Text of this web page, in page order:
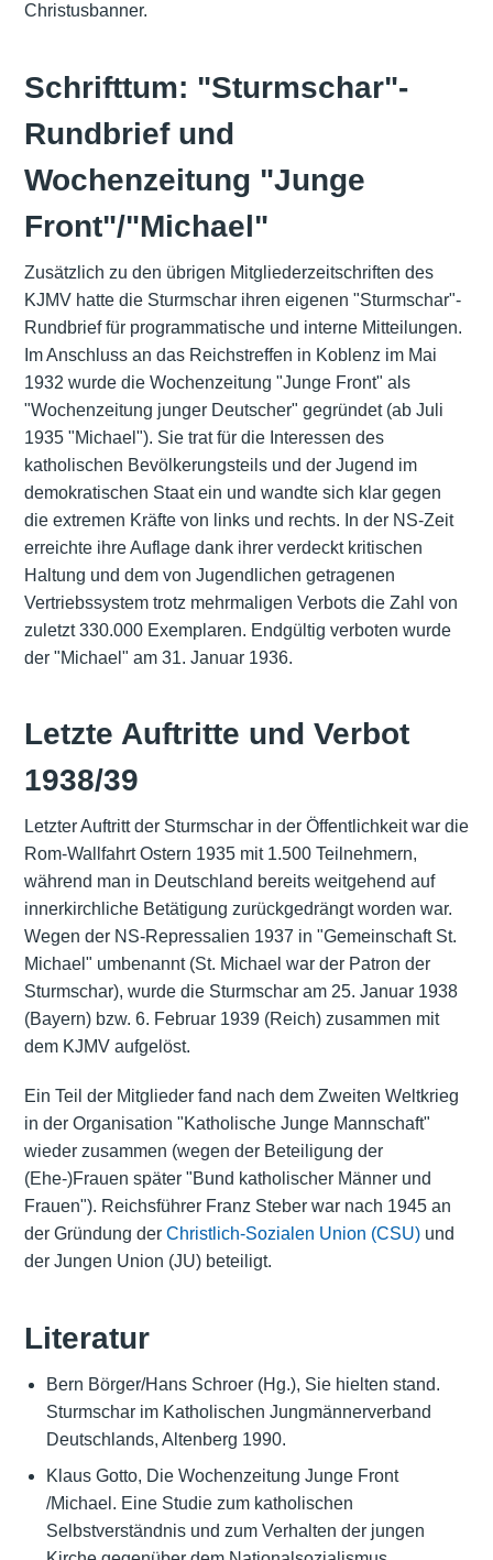
Christusbanner.
Schrifttum: "Sturmschar"-
Rundbrief und
Wochenzeitung "Junge
Front"/"Michael"
Zusätzlich zu den übrigen Mitgliederzeitschriften des
KJMV hatte die Sturmschar ihren eigenen "Sturmschar"-
Rundbrief für programmatische und interne Mitteilungen.
Im Anschluss an das Reichstreffen in Koblenz im Mai
1932 wurde die Wochenzeitung "Junge Front" als
"Wochenzeitung junger Deutscher" gegründet (ab Juli
1935 "Michael"). Sie trat für die Interessen des
katholischen Bevölkerungsteils und der Jugend im
demokratischen Staat ein und wandte sich klar gegen
die extremen Kräfte von links und rechts. In der NS-Zeit
erreichte ihre Auflage dank ihrer verdeckt kritischen
Haltung und dem von Jugendlichen getragenen
Vertriebssystem trotz mehrmaligen Verbots die Zahl von
zuletzt 330.000 Exemplaren. Endgültig verboten wurde
der "Michael" am 31. Januar 1936.
Letzte Auftritte und Verbot
1938/39
Letzter Auftritt der Sturmschar in der Öffentlichkeit war die
Rom-Wallfahrt Ostern 1935 mit 1.500 Teilnehmern,
während man in Deutschland bereits weitgehend auf
innerkirchliche Betätigung zurückgedrängt worden war.
Wegen der NS-Repressalien 1937 in "Gemeinschaft St.
Michael" umbenannt (St. Michael war der Patron der
Sturmschar), wurde die Sturmschar am 25. Januar 1938
(Bayern) bzw. 6. Februar 1939 (Reich) zusammen mit
dem KJMV aufgelöst.
Ein Teil der Mitglieder fand nach dem Zweiten Weltkrieg
in der Organisation "Katholische Junge Mannschaft"
wieder zusammen (wegen der Beteiligung der
(Ehe-)Frauen später "Bund katholischer Männer und
Frauen"). Reichsführer Franz Steber war nach 1945 an
der Gründung der Christlich-Sozialen Union (CSU)und
der Jungen Union (JU) beteiligt.
Literatur
Bern Börger/Hans Schroer (Hg.), Sie hielten stand.
Sturmschar im Katholischen Jungmännerverband
Deutschlands, Altenberg 1990.
Klaus Gotto, Die Wochenzeitung Junge Front
/Michael. Eine Studie zum katholischen
Selbstverständnis und zum Verhalten der jungen